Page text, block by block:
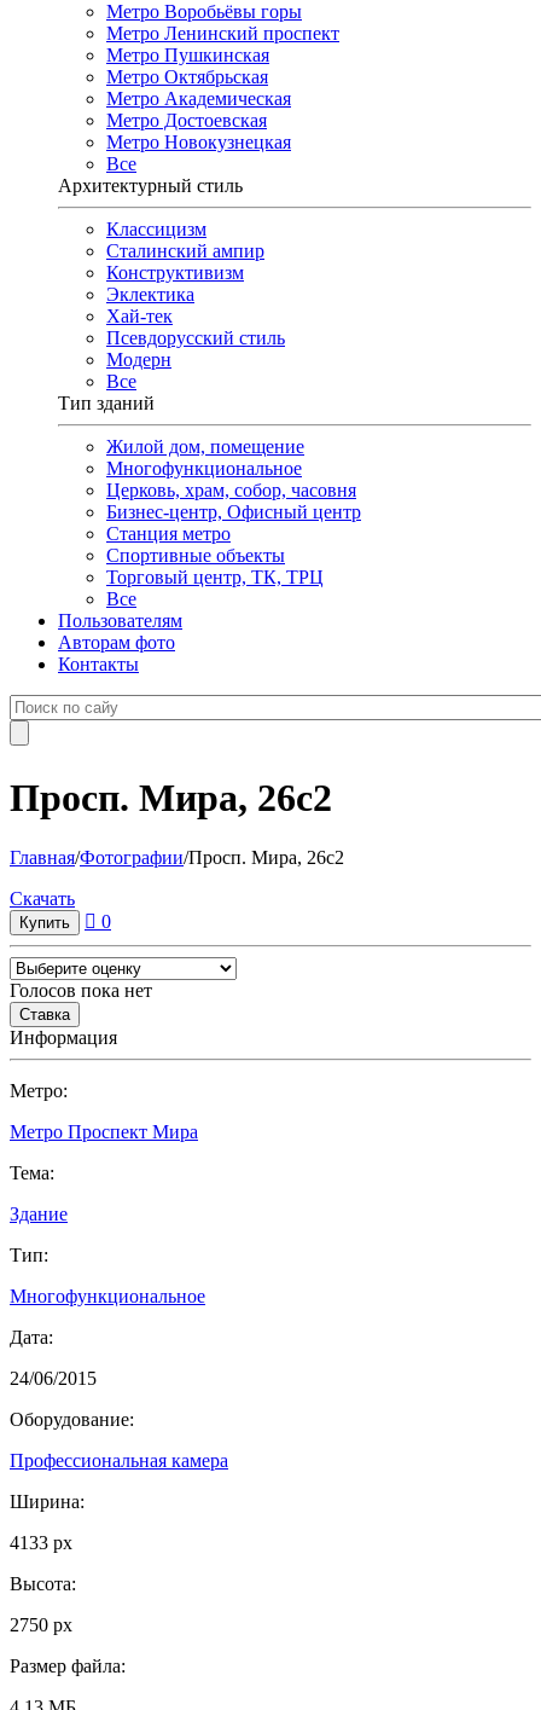
Метро Воробьёвы горы
Метро Ленинский проспект
Метро Пушкинская
Метро Октябрьская
Метро Академическая
Метро Достоевская
Метро Новокузнецкая
Все
Архитектурный стиль
Классицизм
Сталинский ампир
Конструктивизм
Эклектика
Хай-тек
Псевдорусский стиль
Модерн
Все
Тип зданий
Жилой дом, помещение
Многофункциональное
Церковь, храм, собор, часовня
Бизнес-центр, Офисный центр
Станция метро
Спортивные объекты
Торговый центр, ТК, ТРЦ
Все
Пользователям
Авторам фото
Контакты
Просп. Мира, 26с2
Главная/Фотографии/Просп. Мира, 26с2
Cкачать
0
Голосов пока нет
Информация
Метро:
Метро Проспект Мира
Тема:
Здание
Тип:
Многофункциональное
Дата:
24/06/2015
Оборудование:
Профессиональная камера
Ширина:
4133 px
Высота:
2750 px
Размер файла: